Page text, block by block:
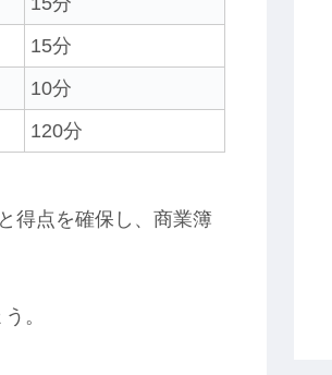
15分
10分
120分
得点を確保し、商業簿
。